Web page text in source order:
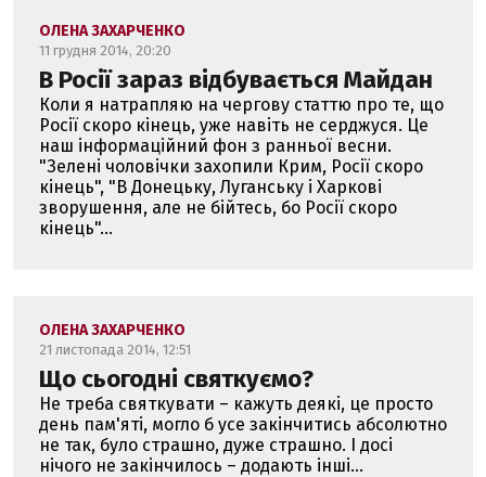
ОЛЕНА ЗАХАРЧЕНКО
11 грудня 2014, 20:20
В Росії зараз відбувається Майдан
Коли я натрапляю на чергову статтю про те, що
Росії скоро кінець, уже навіть не серджуся. Це
наш інформаційний фон з ранньої весни.
"Зелені чоловічки захопили Крим, Росії скоро
кінець", "В Донецьку, Луганську і Харкові
зворушення, але не бійтесь, бо Росії скоро
кінець"...
ОЛЕНА ЗАХАРЧЕНКО
21 листопада 2014, 12:51
Що сьогодні святкуємо?
Не треба святкувати – кажуть деякі, це просто
день пам'яті, могло б усе закінчитись абсолютно
не так, було страшно, дуже страшно. І досі
нічого не закінчилось – додають інші...